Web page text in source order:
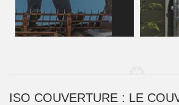
ISO COUVERTURE : LE